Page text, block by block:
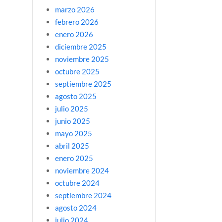
marzo 2026
febrero 2026
enero 2026
diciembre 2025
noviembre 2025
octubre 2025
septiembre 2025
agosto 2025
julio 2025
junio 2025
mayo 2025
abril 2025
enero 2025
noviembre 2024
octubre 2024
septiembre 2024
agosto 2024
julio 2024